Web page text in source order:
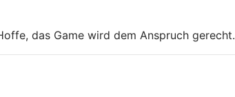
das Game wird dem Anspruch gerecht.